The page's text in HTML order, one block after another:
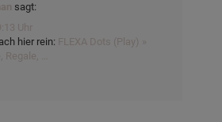
sagt:
Uhr
hier rein: FLEXA Dots (Play) »
Regale, …